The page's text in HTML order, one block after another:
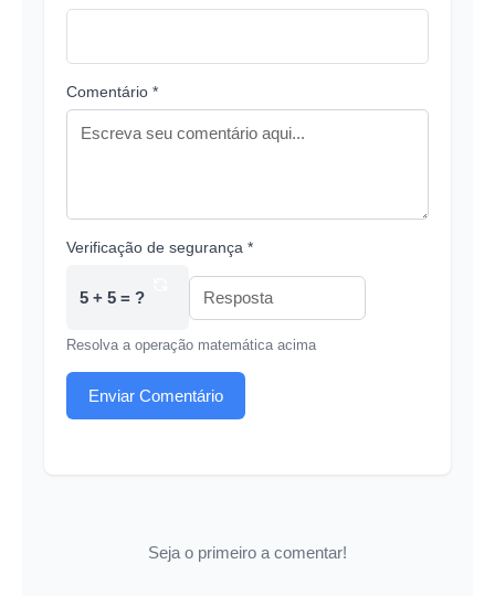
Comentário *
Verificação de segurança *
5 + 5 = ?
Resolva a operação matemática acima
Enviar Comentário
Seja o primeiro a comentar!